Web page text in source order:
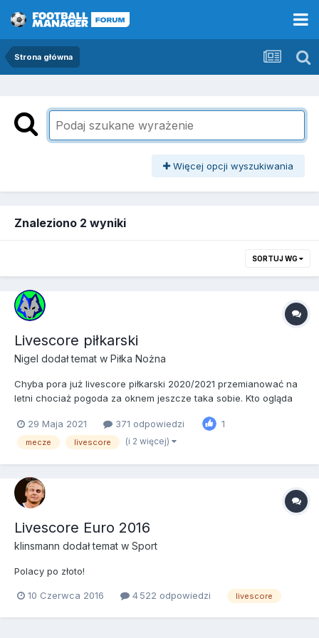
Strona główna
Więcej opcji wyszukiwania
Znaleziono 2 wyniki
SORTUJ WG
Livescore piłkarski
Nigel dodał temat w Piłka Nożna
Chyba pora już livescore piłkarski 2020/2021 przemianować na
letni chociaż pogoda za oknem jeszcze taka sobie. Kto ogląda
29 Maja 2021
371 odpowiedzi 1
mecze livescore (i 2 więcej)
Livescore Euro 2016
klinsmann dodał temat w Sport
Polacy po złoto!
10 Czerwca 2016 4 522 odpowiedzi livescore